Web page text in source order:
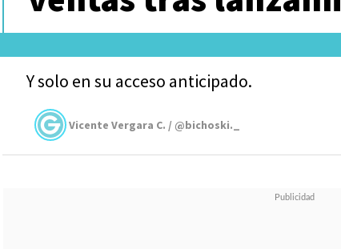
Y solo en su acceso anticipado.
Vicente Vergara C. / @bichoski._